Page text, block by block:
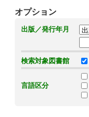
オプション
出版／発行年月
検索対象図書館
言語区分